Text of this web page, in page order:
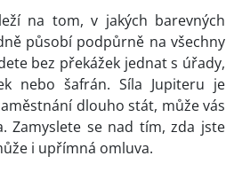
na tom, v jakých barevných
působí podpůrně na všechny
bez překážek jednat s úřady,
nebo šafrán. Síla Jupiteru je
dlouho stát, může vás
Zamyslete se nad tím, zda jste
i upřímná omluva.